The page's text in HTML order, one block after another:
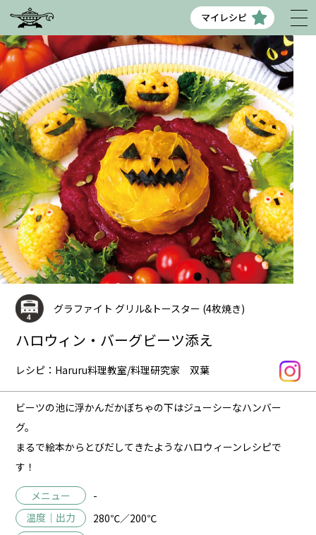
マイレシピ
グラファイト グリル&トースター (4枚焼き)
ハロウィン・バーグビーツ添え
レシピ：Haruru料理教室/料理研究家 双葉
ビーツの池に浮かんだかぼちゃの下はジューシーなハンバー
グ。
まるで絵本からとびだしてきたようなハロウィーンレシピで
す！
メニュー
-
温度｜出力
280℃／200℃